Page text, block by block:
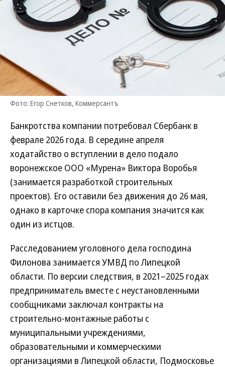
Фото: Егор Снетков, Коммерсантъ
Банкротства компании потребовал Сбербанк в
феврале 2026 года. В середине апреля
ходатайство о вступлении в дело подало
воронежское ООО «Мурена» Виктора Воробья
(занимается разработкой строительных
проектов). Его оставили без движения до 26 мая,
однако в карточке спора компания значится как
один из истцов.
Расследованием уголовного дела господина
Филонова занимается УМВД по Липецкой
области. По версии следствия, в 2021–2025 годах
предприниматель вместе с неустановленными
сообщниками заключал контракты на
строительно-монтажные работы с
муниципальными учреждениями,
образовательными и коммерческими
организациями в Липецкой области, Подмосковье